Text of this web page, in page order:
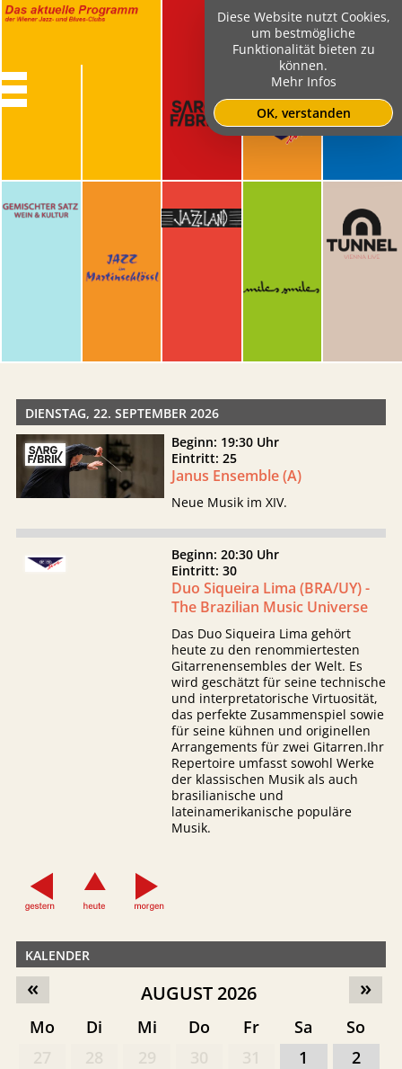
DIENSTAG, 22. SEPTEMBER 2026
Beginn: 19:30 Uhr
Eintritt: 25
Janus Ensemble (A)
Neue Musik im XIV.
Beginn: 20:30 Uhr
Eintritt: 30
Duo Siqueira Lima (BRA/UY) -
The Brazilian Music Universe
Das Duo Siqueira Lima gehört
heute zu den renommiertesten
Gitarrenensembles der Welt. Es
wird geschätzt für seine technische
und interpretatorische Virtuosität,
das perfekte Zusammenspiel sowie
für seine kühnen und originellen
Arrangements für zwei Gitarren.Ihr
Repertoire umfasst sowohl Werke
der klassischen Musik als auch
brasilianische und
lateinamerikanische populäre
Musik.
KALENDER
»
« AUGUST 2026
Mo Di Mi Do Fr Sa
So
1
2
Diese Website nutzt Cookies,
um bestmögliche
Funktionalität bieten zu
können.
Mehr Infos
OK, verstanden